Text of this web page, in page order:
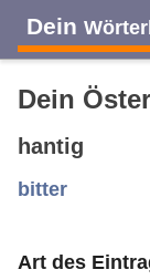
Dein
A
J K L
Dein
hantig
bitter
Art des